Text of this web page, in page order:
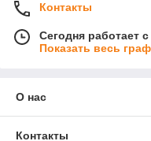
Контакты
Сегодня работает
Показать весь
О нас
Контакты